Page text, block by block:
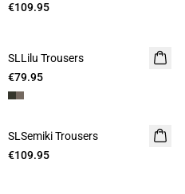
€109.95
SLLilu Trousers
€79.95
SLSemiki Trousers
€109.95